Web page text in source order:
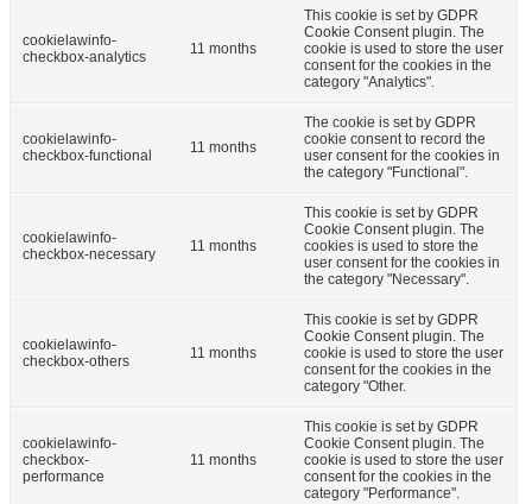
cookielawinfo-
checkbox-analytics
11 months
This cookie is set by GDPR
Cookie Consent plugin. The
cookie is used to store the user
consent for the cookies in the
category "Analytics".
cookielawinfo-
checkbox-functional
11 months
The cookie is set by GDPR
cookie consent to record the
user consent for the cookies in
the category "Functional".
cookielawinfo-
checkbox-necessary
11 months
This cookie is set by GDPR
Cookie Consent plugin. The
cookies is used to store the
user consent for the cookies in
the category "Necessary".
cookielawinfo-
checkbox-others
11 months
This cookie is set by GDPR
Cookie Consent plugin. The
cookie is used to store the user
consent for the cookies in the
category "Other.
cookielawinfo-
checkbox-
performance
11 months
This cookie is set by GDPR
Cookie Consent plugin. The
cookie is used to store the user
consent for the cookies in the
category "Performance".